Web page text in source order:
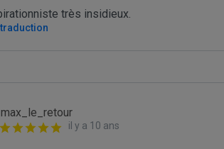
très insidieux.
max_le_retour
il y a 10 ans